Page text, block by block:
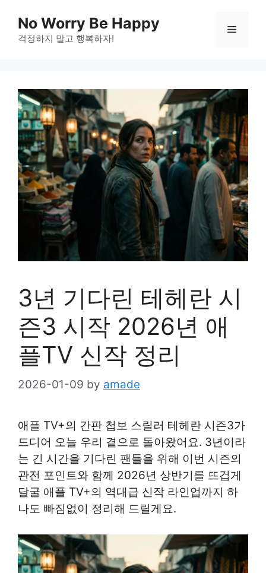
content
No Worry Be Happy
걱정하지 말고 행복하자!
Menu
3년 기다린 테헤란 시
즌3 시작 2026년 애
플TV 신작 정리
2026-01-09 by amade
애플 TV+의 간판 첩보 스릴러 테헤란 시즌3가
드디어 오늘 우리 곁으로 돌아왔어요. 3년이라
는 긴 시간을 기다린 팬들을 위해 이번 시즌의
관전 포인트와 함께 2026년 상반기를 뜨겁게
달굴 애플 TV+의 역대급 신작 라인업까지 하
나도 빠짐없이 정리해 드릴게요.